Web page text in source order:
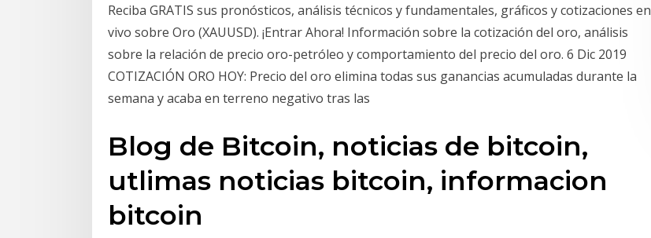
Reciba GRATIS sus pronósticos, análisis técnicos y fundamentales, gráficos y cotizaciones en
vivo sobre Oro (XAUUSD). ¡Entrar Ahora! Información sobre la cotización del oro, análisis
sobre la relación de precio oro-petróleo y comportamiento del precio del oro. 6 Dic 2019
COTIZACIÓN ORO HOY: Precio del oro elimina todas sus ganancias acumuladas durante la
semana y acaba en terreno negativo tras las
Blog de Bitcoin, noticias de bitcoin,
utlimas noticias bitcoin, informacion
bitcoin